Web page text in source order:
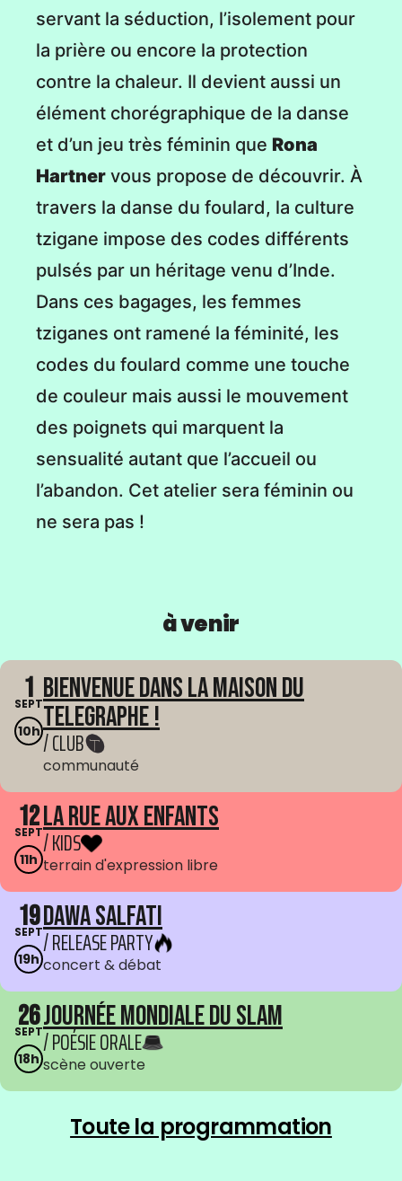
servant la séduction, l’isolement pour
la prière ou encore la protection
contre la chaleur. Il devient aussi un
élément chorégraphique de la danse
et d’un jeu très féminin que Rona
Hartner vous propose de découvrir. À
travers la danse du foulard, la culture
tzigane impose des codes différents
pulsés par un héritage venu d’Inde.
Dans ces bagages, les femmes
tziganes ont ramené la féminité, les
codes du foulard comme une touche
de couleur mais aussi le mouvement
des poignets qui marquent la
sensualité autant que l’accueil ou
l’abandon. Cet atelier sera féminin ou
ne sera pas !
à venir
1
SEPT
10h
Bienvenue dans La Maison du
Telegraphe !
/ CLUB
communauté
12
SEPT
11h
La Rue aux enfants
/ KIDS
terrain d'expression libre
19
SEPT
19h
Dawa Salfati
/ RELEASE PARTY
concert & débat
26
SEPT
18h
Journée mondiale du Slam
/ POÉSIE ORALE
scène ouverte
Toute la programmation